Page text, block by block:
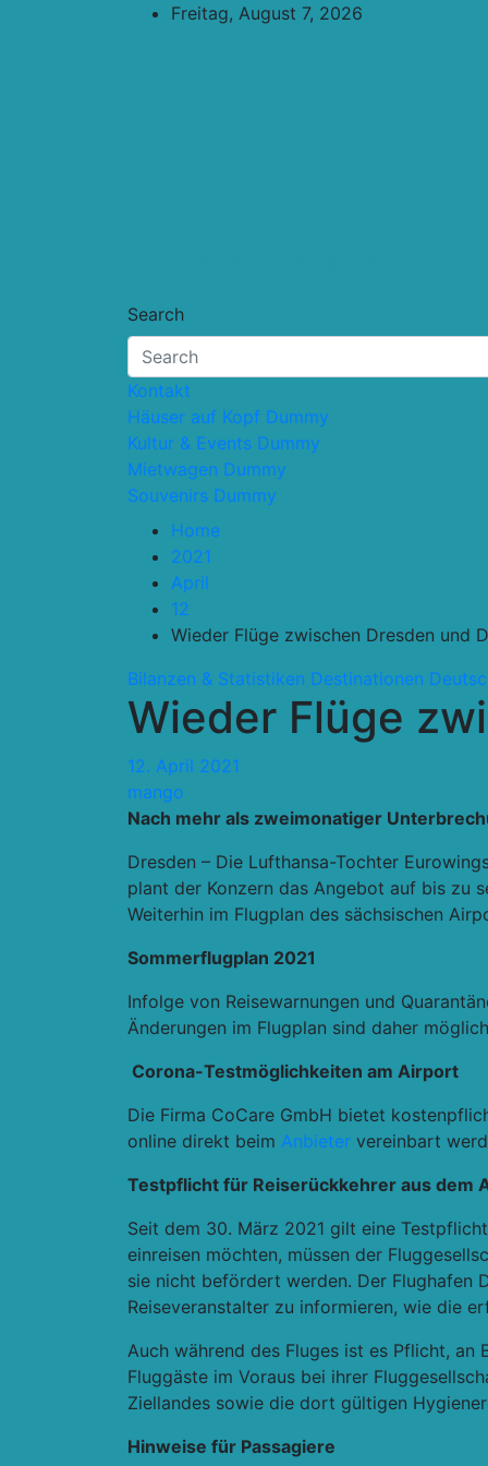
Freitag, August 7, 2026
Search
Kontakt
Häuser auf Kopf Dummy
Kultur & Events Dummy
Mietwagen Dummy
Souvenirs Dummy
Home
2021
April
12
Wieder Flüge zwischen Dresden und
Bilanzen & Statistiken Destinationen
Wieder Flüge
12. April 2021
mango
Nach mehr als zweimonatiger
Dresden – Die Lufthansa-Tochter
plant der Konzern das Angebot auf bis zu
Weiterhin im Flugplan des sächsischen
Sommerflugplan 2021
Infolge von Reisewarnungen und
Änderungen im Flugplan sind daher
Corona-Testmöglichkeiten am Airport
Die Firma CoCare GmbH bietet
online direkt beim Anbieter vereinbart
Testpflicht für Reiserückkehrer aus dem
Seit dem 30. März 2021 gilt eine
einreisen möchten, müssen der
sie nicht befördert werden. Der Flughafen
Reiseveranstalter zu informieren, wie die
Auch während des Fluges ist es Pflicht,
Fluggäste im Voraus bei ihrer
Ziellandes sowie die dort gültigen
Hinweise für Passagiere